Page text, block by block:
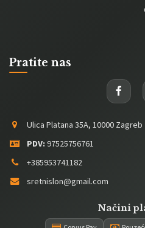
Pratite nas
Ulica Platana 35A, 10000 Zagreb
PDV: 97525756761
+385953741182
sretnislon@gmail.com
Načini